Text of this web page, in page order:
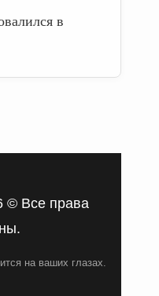
в
© Все права
на ваших глазах.